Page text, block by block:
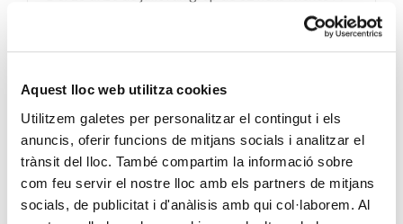
Aquest lloc web utilitza cookies
Utilitzem galetes per personalitzar el contingut i els
anuncis, oferir funcions de mitjans socials i analitzar el
trànsit del lloc. També compartim la informació sobre
com feu servir el nostre lloc amb els partners de mitjans
socials, de publicitat i d'anàlisis amb qui col·laborem. Al
educadors van marxar de colònies al poble de